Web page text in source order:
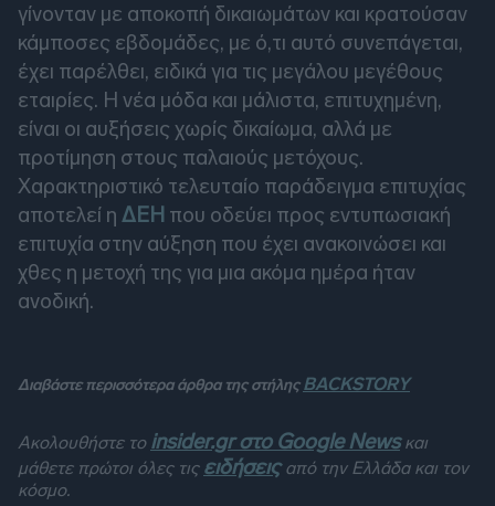
γίνονταν με αποκοπή δικαιωμάτων και κρατούσαν
κάμποσες εβδομάδες, με ό,τι αυτό συνεπάγεται,
έχει παρέλθει, ειδικά για τις μεγάλου μεγέθους
εταιρίες. Η νέα μόδα και μάλιστα, επιτυχημένη,
είναι οι αυξήσεις χωρίς δικαίωμα, αλλά με
προτίμηση στους παλαιούς μετόχους.
Χαρακτηριστικό τελευταίο παράδειγμα επιτυχίας
αποτελεί η ΔΕΗ που οδεύει προς εντυπωσιακή
επιτυχία στην αύξηση που έχει ανακοινώσει και
χθες η μετοχή της για μια ακόμα ημέρα ήταν
ανοδική.
Διαβάστε περισσότερα άρθρα της στήληςBACKSTORY
Ακολουθήστε το insider.gr στο Google Newsκαι
μάθετε πρώτοι όλες τις ειδήσειςαπό την Ελλάδα και τον
κόσμο.